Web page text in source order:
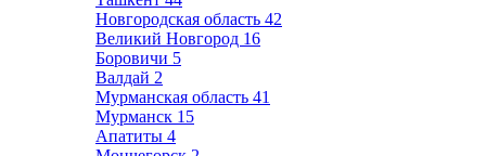
Новгородская область 42
Великий Новгород 16
Боровичи 5
Валдай 2
Мурманская область 41
Мурманск 15
Апатиты 4